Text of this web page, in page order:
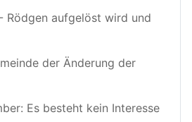
Rödgen aufgelöst wird und
der Änderung der
Es besteht kein Interesse